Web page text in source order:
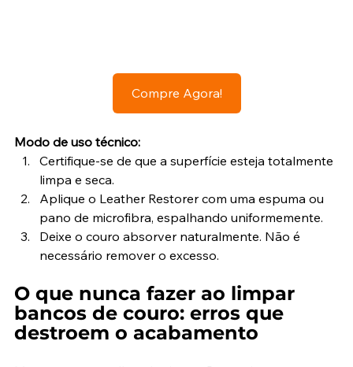
Compre Agora!
Modo de uso técnico:
Certifique-se de que a superfície esteja totalmente
limpa e seca.
Aplique o Leather Restorer com uma espuma ou
pano de microfibra, espalhando uniformemente.
Deixe o couro absorver naturalmente. Não é
necessário remover o excesso.
O que nunca fazer ao limpar
bancos de couro: erros que
destroem o acabamento